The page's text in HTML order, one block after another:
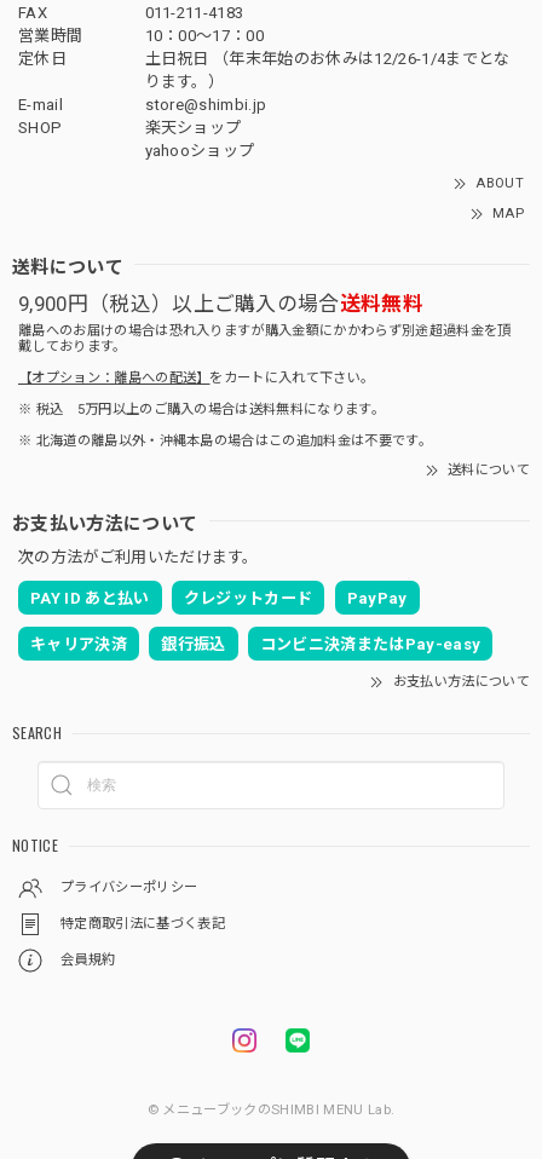
FAX
011-211-4183
営業時間
10：00〜17：00
定休日
土日祝日 （年末年始のお休みは12/26-1/4までとな
ります。）
E-mail
store@shimbi.jp
SHOP
楽天ショップ
yahooショップ
ABOUT
MAP
送料について
9,900円（税込）以上ご購入の場合送料無料
離島へのお届けの場合は恐れ入りますが購入金額にかかわらず別途超過料金を頂
戴しております。
【オプション：離島への配送】 をカートに入れて下さい。
※ 税込 5万円以上のご購入の場合は送料無料になります。
※ 北海道の離島以外・沖縄本島の場合はこの追加料金は不要です。
送料について
お支払い方法について
次の方法がご利用いただけます。
PAY ID あと払い クレジットカード PayPay
キャリア決済 銀行振込 コンビニ決済またはPay-easy
お支払い方法について
SEARCH
NOTICE
プライバシーポリシー
特定商取引法に基づく表記
会員規約
© メニューブックのSHIMBI MENU Lab.